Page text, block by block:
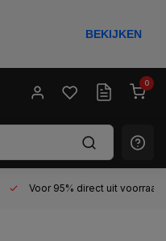
0
Voor 95% direct uit
BEKIJKEN